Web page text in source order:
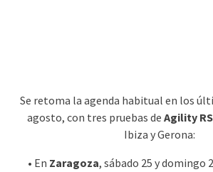
Se retoma la agenda habitual en los
agosto, con tres pruebas de Agility
Ibiza y Gerona:
• En Zaragoza, sábado 25 y domingo